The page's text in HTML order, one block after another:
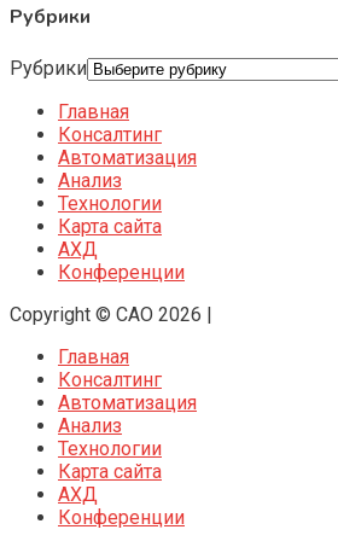
Рубрики
Рубрики
Главная
Консалтинг
Автоматизация
Анализ
Технологии
Карта сайта
АХД
Конференции
Copyright © CAO 2026 |
Главная
Консалтинг
Автоматизация
Анализ
Технологии
Карта сайта
АХД
Конференции